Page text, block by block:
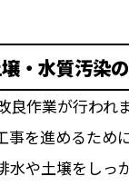
・水質汚染
作業が行われ
事を進めるため
や土壌をしっ